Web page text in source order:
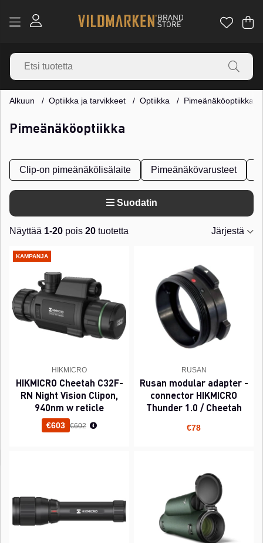
.
Alkuun Optiikka ja tarvikkeet Optiikka Pimeänäköoptiikka
Pimeänäköoptiikka
Clip-on pimeänäkölisälaite Pimeänäkövarusteet
Suodatin
Näyttää 1-20 pois 20 tuotetta
Järjestä
Tuotteet
KAMPANJA
HIKMICRO
HIKMICRO Cheetah C32F-
RN Night Vision Clipon,
940nm w reticle
€603 Normaali hinta
€602
RUSAN
Rusan modular adapter -
connector HIKMICRO
Thunder 1.0 / Cheetah
€78